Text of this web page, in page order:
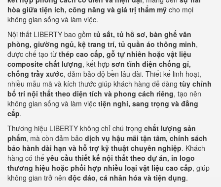
hòa giữa tiện ích, công năng và giá trị thẩm mỹ cho mọi
không gian sống và làm việc.
Nội thất LIBERTY bao gồm tủ sắt, tủ hồ sơ, bàn ghế văn
phòng, giường ngủ, kệ trang trí, tủ quần áo thông minh,
được chế tạo từ thép cao cấp, gỗ tự nhiên hoặc vật liệu
composite chất lượng, kết hợp sơn tĩnh điện chống gỉ,
chống trầy xước, đảm bảo độ bền lâu dài. Thiết kế linh hoạt,
nhiều mẫu mã và kích thước giúp khách hàng dễ dàng tùy chỉnh
bố trí nội thất theo diện tích và phong cách riêng, tạo nên
không gian sống và làm việc tiện nghi, sang trọng và đẳng
cấp.
Thương hiệu LIBERTY không chỉ chú trọng chất lượng sản
phẩm, mà còn đảm bảo dịch vụ hậu mãi tận tâm, chính sách
bảo hành dài hạn và hỗ trợ kỹ thuật chuyên nghiệp. Khách
hàng có thể yêu cầu thiết kế nội thất theo dự án, in logo
thương hiệu hoặc phối hợp nhiều loại vật liệu cao cấp, giúp
không gian trở nên độc đáo, cá nhân hóa và tiện dụng.